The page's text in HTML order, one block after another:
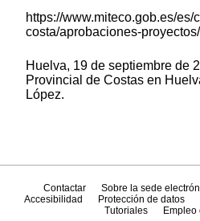
https://www.miteco.gob.es/
costa/aprobaciones-
Huelva, 19 de septiembre de
Provincial de Costas en
López.
Contactar Sobre la sede
Accesibilidad
Protección de datos
Tutoriales
Empleo